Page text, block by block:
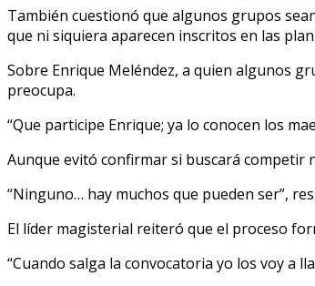
También cuestionó que algunos grupos
que ni siquiera aparecen inscritos en las
Sobre Enrique Meléndez, a quien algunos
preocupa.
“Que participe Enrique; ya lo conocen los
Aunque evitó confirmar si buscará competir
“Ninguno… hay muchos que pueden ser”,
El líder magisterial reiteró que el proceso
“Cuando salga la convocatoria yo los voy a